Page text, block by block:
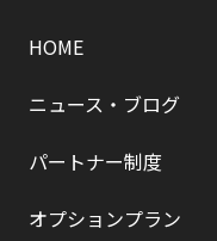
HOME
ニュース・ブログ
パートナー制度
オプションプラン